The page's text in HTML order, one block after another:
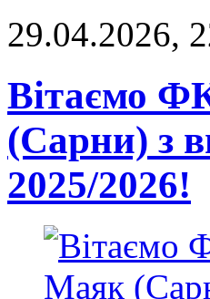
29.04.2026,
Вітаємо
(Сарни) з
2025/2026!